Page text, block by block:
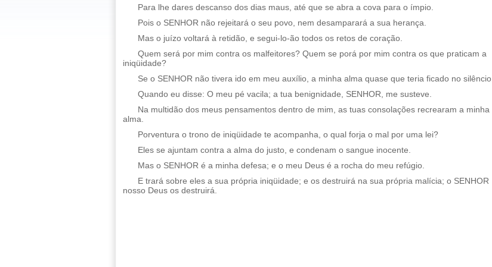
Para lhe dares descanso dos dias maus, até que se abra a cova para o ímpio.
Pois o SENHOR não rejeitará o seu povo, nem desamparará a sua herança.
Mas o juízo voltará à retidão, e segui-lo-ão todos os retos de coração.
Quem será por mim contra os malfeitores? Quem se porá por mim contra os que praticam a
iniqüidade?
Se o SENHOR não tivera ido em meu auxílio, a minha alma quase que teria ficado no silêncio.
Quando eu disse: O meu pé vacila; a tua benignidade, SENHOR, me susteve.
Na multidão dos meus pensamentos dentro de mim, as tuas consolações recrearam a minha
alma.
Porventura o trono de iniqüidade te acompanha, o qual forja o mal por uma lei?
Eles se ajuntam contra a alma do justo, e condenam o sangue inocente.
Mas o SENHOR é a minha defesa; e o meu Deus é a rocha do meu refúgio.
E trará sobre eles a sua própria iniqüidade; e os destruirá na sua própria malícia; o SENHOR
nosso Deus os destruirá.